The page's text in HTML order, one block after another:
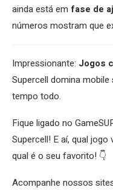
ainda está em fase de
números mostram que
Impressionante: Jogos
Supercell domina
tempo todo.
Fique ligado no
Supercell! E aí, qual
qual é o seu favorito! 👇
Acompanhe nossos